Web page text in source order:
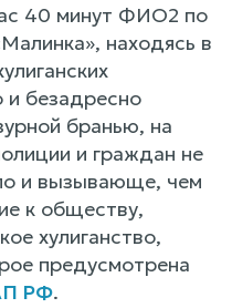
40 минут ФИО2 по
находясь в
и безадресно
бранью, на
и граждан не
и вызывающе, чем
к обществу,
хулиганство,
предусмотрена
РФ.